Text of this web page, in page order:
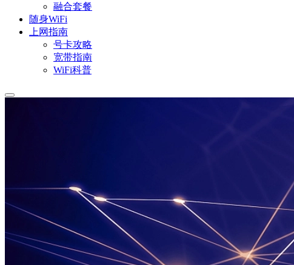
融合套餐
随身WiFi
上网指南
号卡攻略
宽带指南
WiFi科普